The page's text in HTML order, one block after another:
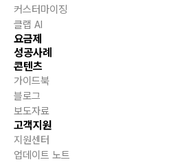
커스터마이징
클랩 AI
요금제
성공사례
콘텐츠
가이드북
블로그
보도자료
고객지원
지원센터
업데이트 노트